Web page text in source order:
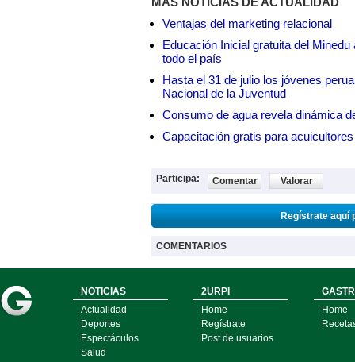
Ventajas del marketing relacional
Educación Inicial gratuita del
todo el país
Hasta el 31 de julio los jóvenes
Nacional de la Juventud
Consumo de agua revela dinámica
Capacitación gratis para
Participa: Comentar Valorar
Regístrate aquí
COMENTARIOS
NOTICIAS
Actualidad
Deportes
Espectáculos
Salud
2URPI
Home
Regístrate
Post de usuarios
Home